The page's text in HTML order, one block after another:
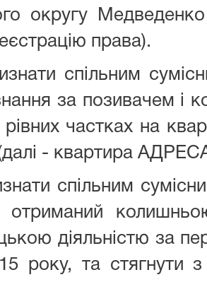
округу
права).
спільним
за позивачем і
рівних частках на
- квартира
спільним
отриманий
діяльністю за
року, та стягнути